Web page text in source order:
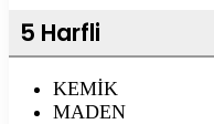
5 Harfli
KEMİK
MADEN